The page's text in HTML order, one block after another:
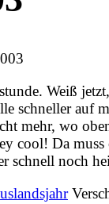
Weiß
schneller auf
mehr, wo
cool! Da
schnell noch